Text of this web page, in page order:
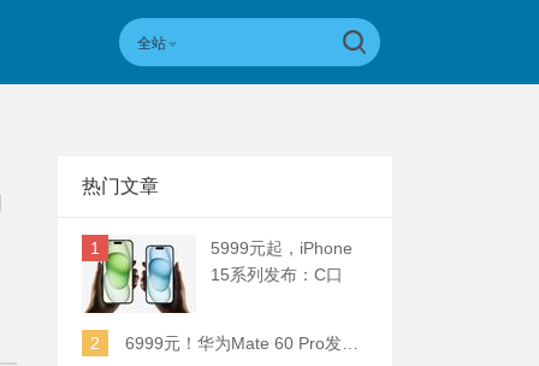
全站
热门文章
1
5999元起，iPhone
15系列发布：C口
2
6999元！华为Mate 60 Pro发布：麒麟9000S+卫星通话 (附初步跑分)